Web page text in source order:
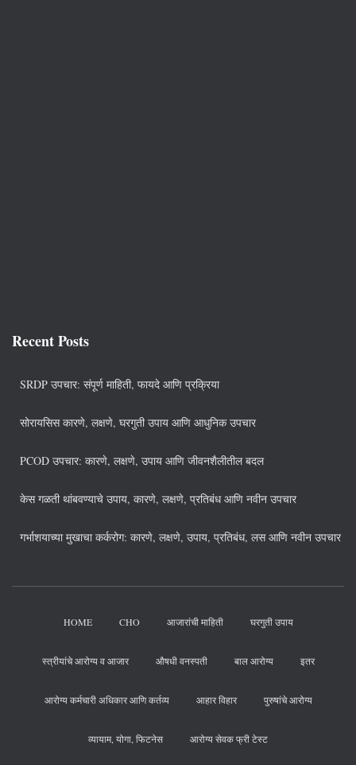
Recent Posts
SRDP उपचार: संपूर्ण माहिती, फायदे आणि प्रक्रिया
सोरायसिस कारणे, लक्षणे, घरगुती उपाय आणि आधुनिक उपचार
PCOD उपचार: कारणे, लक्षणे, उपाय आणि जीवनशैलीतील बदल
केस गळती थांबवण्याचे उपाय, कारणे, लक्षणे, प्रतिबंध आणि नवीन उपचार
गर्भाशयाच्या मुखाचा कर्करोग: कारणे, लक्षणे, उपाय, प्रतिबंध, लस आणि नवीन उपचार
HOME CHO आजारांची माहिती घरगुती उपाय
स्त्रीयांचे आरोग्य व आजार औषधी वनस्पती बाल आरोग्य इतर
आरोग्य कर्मचारी अधिकार आणि कर्तव्य आहार विहार पुरुषांचे आरोग्य
व्यायाम, योगा, फिटनेस आरोग्य सेवक फ्री टेस्ट